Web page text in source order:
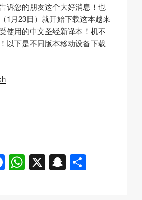
诉您的朋友这个大好消息！也
1月23日）就开始下载这本越来
使用的中文圣经新译本！机不
以下是不同版本移动设备下载
F
a
W
h
X S
n